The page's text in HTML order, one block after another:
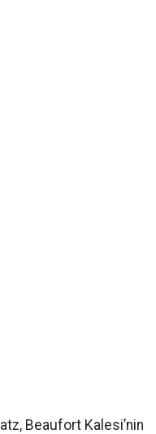
Beaufort Kalesi’nin